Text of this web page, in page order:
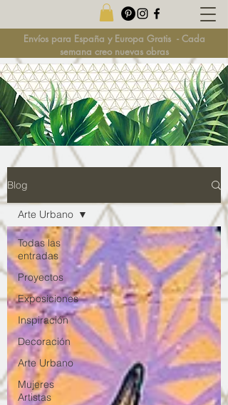
Envíos para España y Europa Gratis - Cada
semana creo nuevas obras
Blog
Todas las
entradas
Proyectos
Exposiciones
Inspiración
Decoración
Arte Urbano
Mujeres
Artistas
Arte Urbano